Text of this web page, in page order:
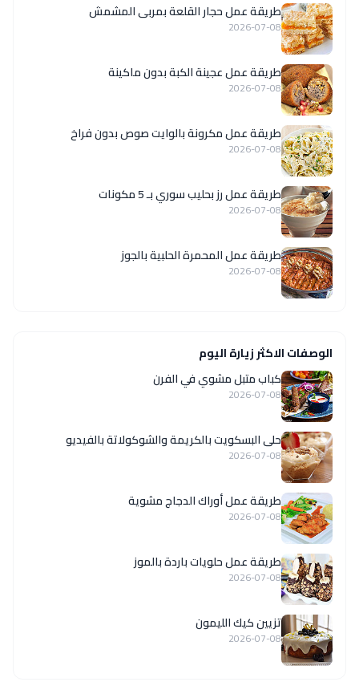
طريقة عمل حجار القلعة بمربى المشمش
2026-07-08
طريقة عمل عجينة الكبة بدون ماكينة
2026-07-08
طريقة عمل مكرونة بالوايت صوص بدون فراخ
2026-07-08
طريقة عمل رز بحليب سوري بـ 5 مكونات
2026-07-08
طريقة عمل المحمرة الحلبية بالجوز
2026-07-08
الوصفات الاكثر زيارة اليوم
كباب متبل مشوي في الفرن
2026-07-08
حلى البسكويت بالكريمة والشوكولاتة بالفيديو
2026-07-08
طريقة عمل أوراك الدجاج مشوية
2026-07-08
طريقة عمل حلويات باردة بالموز
2026-07-08
تزيين كيك الليمون
2026-07-08